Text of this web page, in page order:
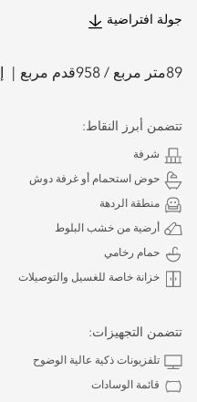
جولة افتراضية
89متر مربع / 958قدم مربع
تتضمن أبرز النقاط:
شرفة
حوض استحمام أو غرفة دوش
منطقة الردهة
أرضية من خشب البلوط
حمام رخامي
خزانة خاصة للغسيل والتوصيلات
تتضمن التجهيزات:
تلفزيونات ذكية عالية الوضوح
قائمة الوسادات